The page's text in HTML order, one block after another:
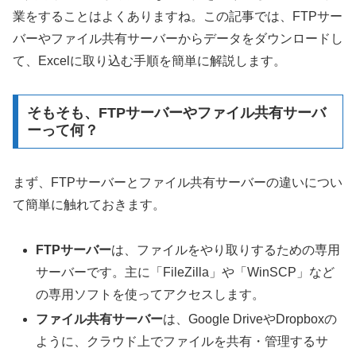
業をすることはよくありますね。この記事では、FTPサー
バーやファイル共有サーバーからデータをダウンロードし
て、Excelに取り込む手順を簡単に解説します。
そもそも、FTPサーバーやファイル共有サーバ
ーって何？
まず、FTPサーバーとファイル共有サーバーの違いについ
て簡単に触れておきます。
FTPサーバーは、ファイルをやり取りするための専用
サーバーです。主に「FileZilla」や「WinSCP」など
の専用ソフトを使ってアクセスします。
ファイル共有サーバーは、Google DriveやDropboxの
ように、クラウド上でファイルを共有・管理するサ